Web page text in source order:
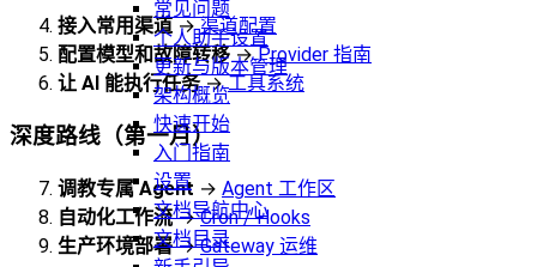
常见问题
个人助手设置
更新与版本管理
架构概览
快速开始
入门指南
设置
文档导航中心
文档目录
接入常用渠道→渠道配置
配置模型和故障转移→Provider 指南
让 AI 能执行任务→工具系统
深度路线（第一月）
调教专属 Agent → Agent 工作区
自动化工作流→Cron / Hooks
生产环境部署→Gateway 运维